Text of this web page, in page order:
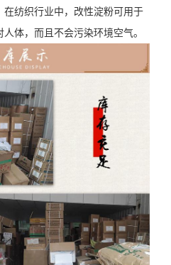
纺织行业中，改性淀粉可用于
体，而且不会污染环境空气。